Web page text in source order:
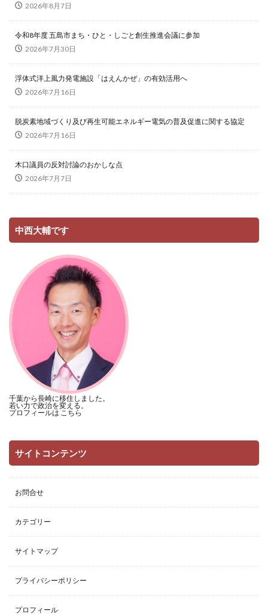
2026年8月7日
令和8年度 五島市まち・ひと・しごと創生推進会議に参加
2026年7月30日
浮体式洋上風力発電施設「はえんかぜ」の有効活用へ
2026年7月16日
脱炭素地域づくり及び再生可能エネルギー電気の普及促進に関する協定
2026年7月16日
木口議員の反対討論のおかしな点
2026年7月7日
中西大輔です
千葉から長崎に移住しました。
若い力で政治を変える。
プロフィールは こちら
サイトコンテンツ
お問合せ
カテゴリー
サイトマップ
プライバシーポリシー
プロフィール